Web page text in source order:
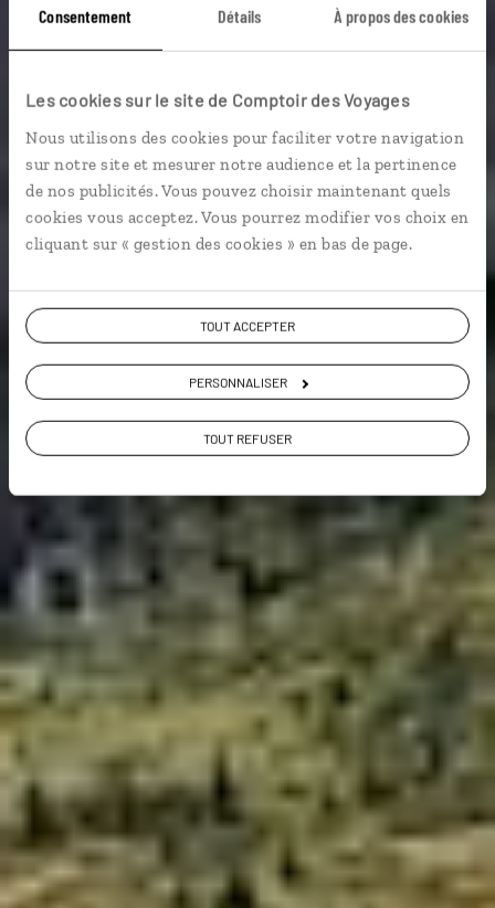
Consentement Détails À propos des cookies
Les cookies sur le site de Comptoir des Voyages
Nous utilisons des cookies pour faciliter votre navigation
sur notre site et mesurer notre audience et la pertinence
de nos publicités. Vous pouvez choisir maintenant quels
cookies vous acceptez. Vous pourrez modifier vos choix en
cliquant sur « gestion des cookies » en bas de page.
TOUT ACCEPTER
PERSONNALISER
TOUT REFUSER
Glaciers à pic et
orques du Pacifique
Circuit autotour des Rocheuses à l’océan Pacifique.
Voyager en décalé
Voir les 1070 avis sur les voyages aux Etats-
Unis
VOIR LA GALERIE PHOTOS